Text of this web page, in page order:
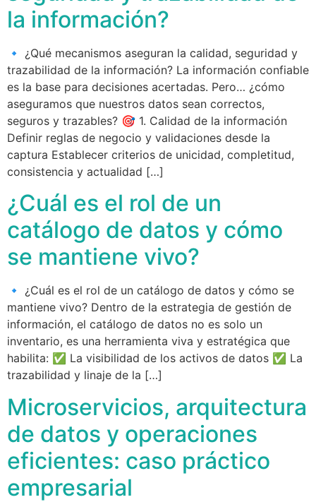
la información?
🔹 ¿Qué mecanismos aseguran la calidad, seguridad y
trazabilidad de la información? La información confiable
es la base para decisiones acertadas. Pero… ¿cómo
aseguramos que nuestros datos sean correctos,
seguros y trazables? 🎯 1. Calidad de la información
Definir reglas de negocio y validaciones desde la
captura Establecer criterios de unicidad, completitud,
consistencia y actualidad […]
¿Cuál es el rol de un
catálogo de datos y cómo
se mantiene vivo?
🔹 ¿Cuál es el rol de un catálogo de datos y cómo se
mantiene vivo? Dentro de la estrategia de gestión de
información, el catálogo de datos no es solo un
inventario, es una herramienta viva y estratégica que
habilita: ✅ La visibilidad de los activos de datos ✅ La
trazabilidad y linaje de la […]
Microservicios, arquitectura
de datos y operaciones
eficientes: caso práctico
empresarial